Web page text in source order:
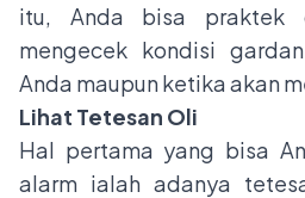
itu, Anda bisa praktek
mengecek kondisi
Anda maupun ketika akan
Lihat Tetesan Oli
Hal pertama yang bisa
alarm ialah adanya